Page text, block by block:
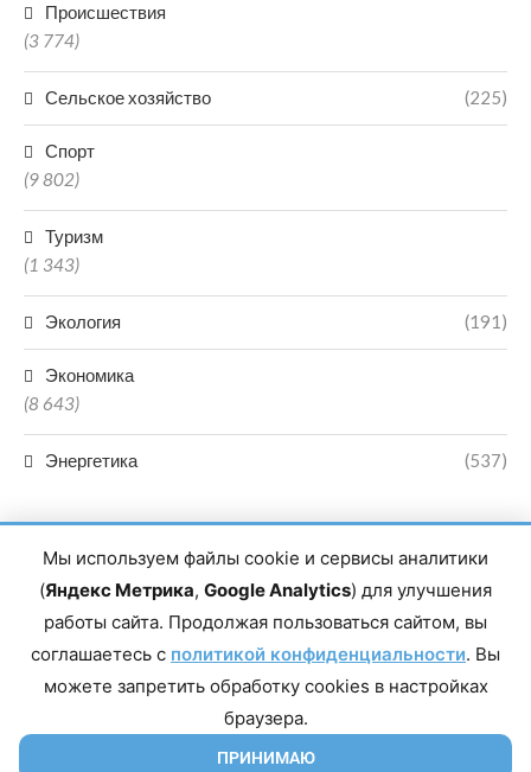
Происшествия
(3 774)
Сельское хозяйство (225)
Спорт
(9 802)
Туризм
(1 343)
Экология (191)
Экономика
(8 643)
Энергетика (537)
Главный редактор сетевого издания Магомаев Тимур Нухович.
Контакты редакции: 8(988)-292-94-34 Почта: vestiskfo@gmail.com По
Республика Дагестан, г. Махачкала, пр-т Насрутдинова, д. 1а. Все
права защищены. Копирование и использование полных материалов
запрещено, частичное цитирование возможно только при условии
Мы используем файлы cookie и сервисы аналитики
(Яндекс Метрика, Google Analytics) для улучшения
работы сайта. Продолжая пользоваться сайтом, вы
соглашаетесь с политикой конфиденциальности. Вы
можете запретить обработку cookies в настройках
браузера.
ПРИНИМАЮ